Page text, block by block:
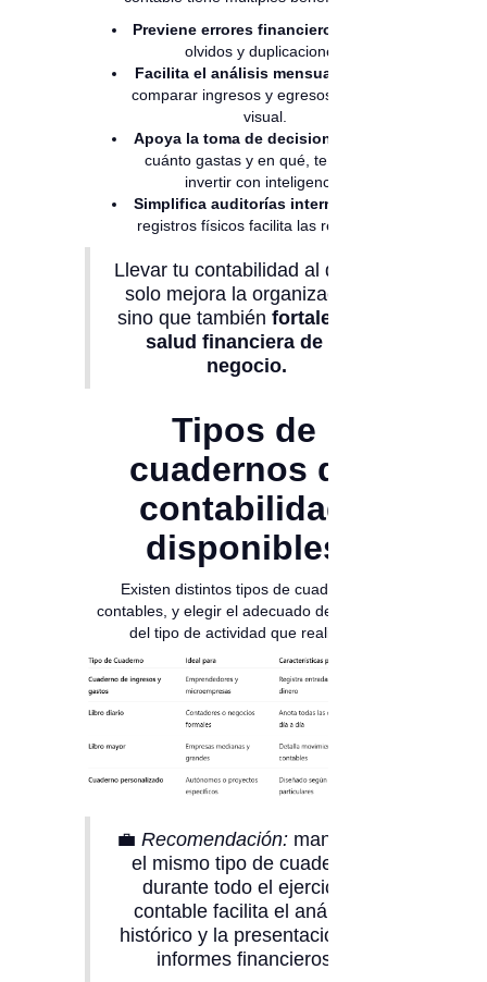
Previene errores financieros:
olvidos y duplicaciones.
Facilita el análisis mensual:
comparar ingresos y egresos de forma
visual.
Apoya la toma de decisiones:
cuánto gastas y en qué, te ayuda a
invertir con inteligencia.
Simplifica auditorías internas:
registros físicos facilita las revisiones.
Llevar tu contabilidad al día no
solo mejora la organización,
sino que también fortalece la
salud financiera de tu
negocio.
Tipos de
cuadernos de
contabilidad
disponibles
Existen distintos tipos de cuadernos
contables, y elegir el adecuado dependerá
del tipo de actividad que realices:
💼 Recomendación: mantener
el mismo tipo de cuaderno
durante todo el ejercicio
contable facilita el análisis
histórico y la presentación de
informes financieros.